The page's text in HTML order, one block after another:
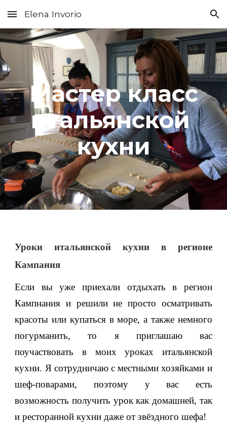
Skip to main content Skip to navigation
Elena Invorio
Мастер класс
итальянской
кухни
Уроки итальянской кухни в регионе
Кампания
Если вы уже приехали отдыхать в регион
Кампнания и решили не просто осматривать
красоты или купаться в море, а также немного
погурманить, то я приглашаю вас
поучаствовать в моих уроках итальянской
кухни. Я сотрудничаю с местными хозяйками и
шеф-поварами, поэтому у вас есть
возможность получить урок как домашней, так
и ресторанной кухни даже от звёздного шефа!